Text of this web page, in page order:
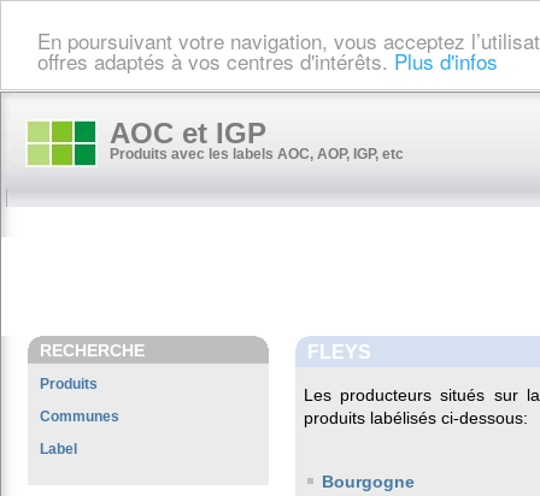
En poursuivant votre navigation, vous acceptez
offres adaptés à vos centres d'intérêts. Plus d'infos
AOC et IGP
Produits avec les labels AOC, AOP, IGP, etc
RECHERCHE
Produits
Communes
Label
FLEYS
Les producteurs situés sur
produits labélisés ci-dessous:
Bourgogne